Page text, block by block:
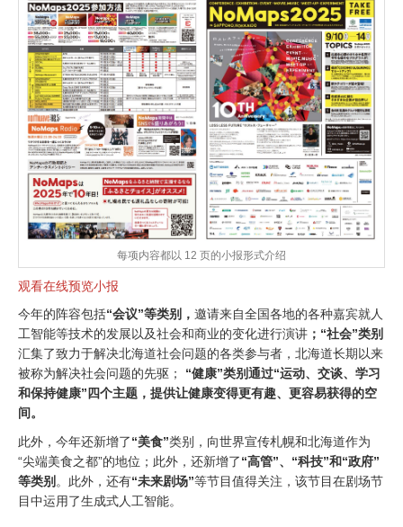
每项内容都以 12 页的小报形式介绍
观看在线预览小报
今年的阵容包括“会议”等类别， 邀请来自全国各地的各种嘉宾就人
工智能等技术的发展以及社会和商业的变化进行演讲 ；“社会”类别
汇集了致力于解决北海道社会问题的各类参与者，北海道长期以来
被称为解决社会问题的先驱； “健康”类别通过“运动、交谈、学习
和保持健康”四个主题，提供让健康变得更有趣、更容易获得的空
间。
此外，今年还新增了“美食”类别，向世界宣传札幌和北海道作为
“尖端美食之都”的地位；此外，还新增了“高管”、“科技”和“政府”
等类别 。此外，还有“未来剧场”等节目值得关注，该节目在剧场节
目中运用了生成式人工智能。